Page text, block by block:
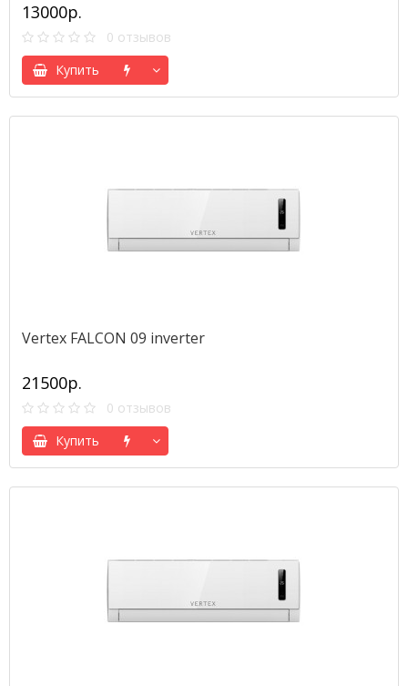
13000р.
0 отзывов
Купить
Vertex FALCON 09 inverter
21500р.
0 отзывов
Купить